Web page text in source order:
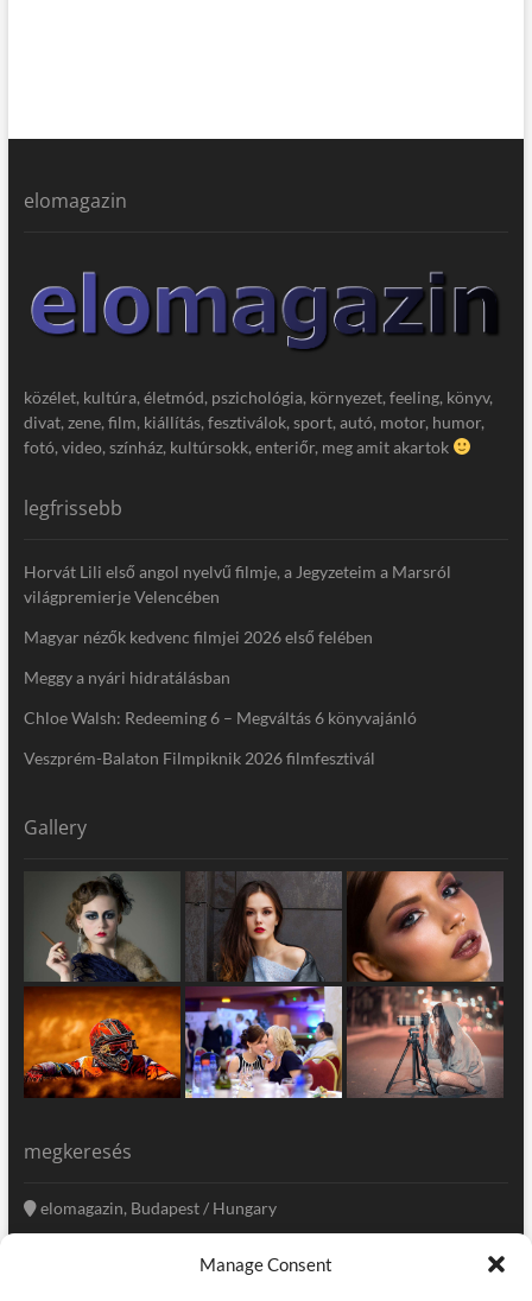
Manage Consent
elomagazin
közélet, kultúra, életmód, pszichológia, környezet, feeling, könyv,
divat, zene, film, kiállítás, fesztiválok, sport, autó, motor, humor,
fotó, video, színház, kultúrsokk, enteriőr, meg amit akartok
legfrissebb
Horvát Lili első angol nyelvű filmje, a Jegyzeteim a Marsról
világpremierje Velencében
Magyar nézők kedvenc filmjei 2026 első felében
Meggy a nyári hidratálásban
Chloe Walsh: Redeeming 6 – Megváltás 6 könyvajánló
Veszprém-Balaton Filmpiknik 2026 filmfesztivál
Gallery
megkeresés
elomagazin, Budapest / Hungary
szerkesztoseg@elomagazin.com